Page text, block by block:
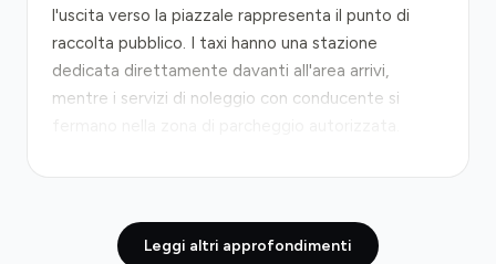
l'uscita verso la piazzale rappresenta il punto di
raccolta pubblico. I taxi hanno una stazione
dedicata direttamente davanti all'area arrivi,
mentre i servizi di noleggio con conducente si
cuore della città. La maggior parte dei
Leggi altri approfondimenti